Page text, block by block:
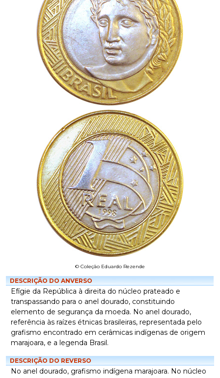
© Coleção Eduardo Rezende
DESCRIÇÃO DO ANVERSO
Efígie da República à direita do núcleo prateado e
transpassando para o anel dourado, constituindo
elemento de segurança da moeda. No anel dourado,
referência às raízes étnicas brasileiras, representada pelo
grafismo encontrado em cerâmicas indígenas de origem
marajoara, e a legenda Brasil.
DESCRIÇÃO DO REVERSO
No anel dourado, grafismo indígena marajoara. No núcleo